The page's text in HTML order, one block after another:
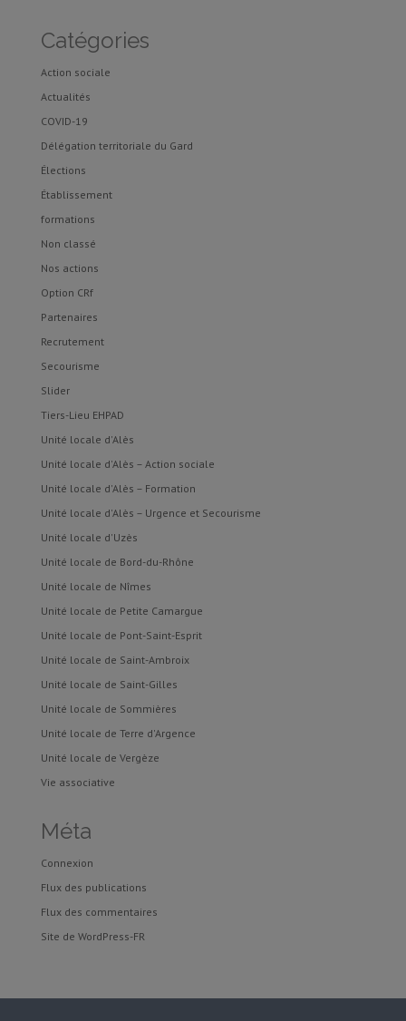
Catégories
Action sociale
Actualités
COVID-19
Délégation territoriale du Gard
Élections
Établissement
formations
Non classé
Nos actions
Option CRf
Partenaires
Recrutement
Secourisme
Slider
Tiers-Lieu EHPAD
Unité locale d'Alès
Unité locale d'Alès – Action sociale
Unité locale d'Alès – Formation
Unité locale d'Alès – Urgence et Secourisme
Unité locale d'Uzès
Unité locale de Bord-du-Rhône
Unité locale de Nîmes
Unité locale de Petite Camargue
Unité locale de Pont-Saint-Esprit
Unité locale de Saint-Ambroix
Unité locale de Saint-Gilles
Unité locale de Sommières
Unité locale de Terre d'Argence
Unité locale de Vergèze
Vie associative
Méta
Connexion
Flux des publications
Flux des commentaires
Site de WordPress-FR